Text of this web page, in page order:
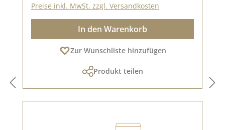
Preise inkl. MwSt. zzgl. Versandkosten
In den Warenkorb
Zur Wunschliste hinzufügen
Produkt teilen